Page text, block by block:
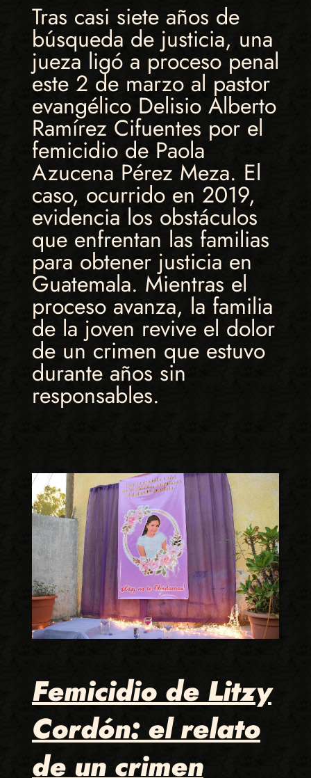
Tras casi siete años de
búsqueda de justicia, una
jueza ligó a proceso penal
este 2 de marzo al pastor
evangélico Delisio Alberto
Ramírez Cifuentes por el
femicidio de Paola
Azucena Pérez Meza. El
caso, ocurrido en 2019,
evidencia los obstáculos
que enfrentan las familias
para obtener justicia en
Guatemala. Mientras el
proceso avanza, la familia
de la joven revive el dolor
de un crimen que estuvo
durante años sin
responsables.
Femicidio de Litzy
Cordón: el relato
de un crimen